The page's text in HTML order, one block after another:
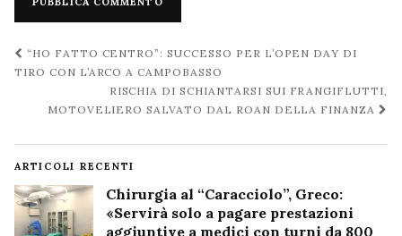
Navigazione
post
“HO FATTO CENTRO”: SUCCESSO PER L’OPEN DAY DI
TIRO CON L’ARCO A CAMPOBASSO
RISCHIA DI SCHIANTARSI SUI FRANGIFLUTTI,
MOTOVELIERO SALVATO DAL ROAN DELLA FINANZA
ARTICOLI RECENTI
Chirurgia al “Caracciolo”, Greco:
«Servirà solo a pagare prestazioni
aggiuntive a medici con turni da 800